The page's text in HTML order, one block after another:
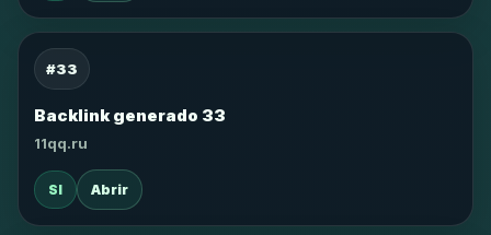
#33
Backlink generado 33
11qq.ru
SI Abrir